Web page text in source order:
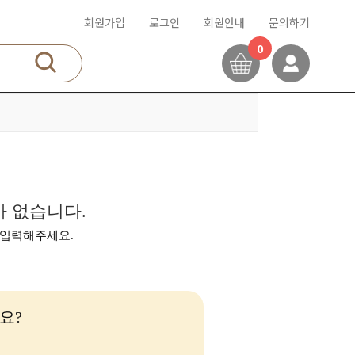
회원가입 로그인 회원안내
문의하기
0
없습니다.
력해주세요.
?